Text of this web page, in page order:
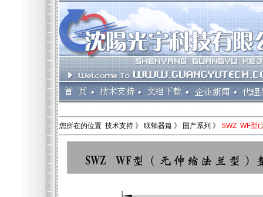
您所在的位置 技术支持 》 联轴器篇 》 国产系列 》 SWZ WF型(